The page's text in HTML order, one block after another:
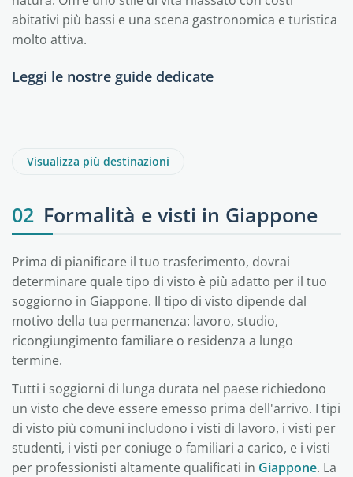
abitativi più bassi e una scena gastronomica e turistica
molto attiva.
Leggi le nostre guide dedicate
Chiba Fukui
Visualizza più destinazioni
02 Formalità e visti in Giappone
Prima di pianificare il tuo trasferimento, dovrai
determinare quale tipo di visto è più adatto per il tuo
soggiorno in Giappone. Il tipo di visto dipende dal
motivo della tua permanenza: lavoro, studio,
ricongiungimento familiare o residenza a lungo
termine.
Tutti i soggiorni di lunga durata nel paese richiedono
un visto che deve essere emesso prima dell'arrivo. I tipi
di visto più comuni includono i visti di lavoro, i visti per
studenti, i visti per coniuge o familiari a carico, e i visti
per professionisti altamente qualificati in Giappone. La